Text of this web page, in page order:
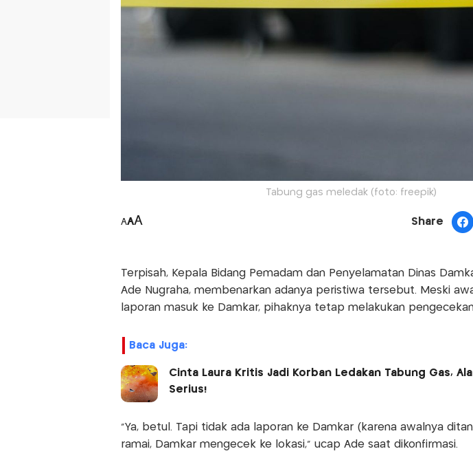
Tabung gas meledak (foto: freepik)
AAA Share
Terpisah, Kepala Bidang Pemadam dan Penyelamatan Dinas
Ade Nugraha, membenarkan adanya peristiwa tersebut. Meski
laporan masuk ke Damkar, pihaknya tetap melakukan
Baca Juga:
Cinta Laura Kritis Jadi Korban Ledakan Tabung Gas,
Serius!
"Ya, betul. Tapi tidak ada laporan ke Damkar (karena awalnya
ramai, Damkar mengecek ke lokasi," ucap Ade saat dikonfirmasi.